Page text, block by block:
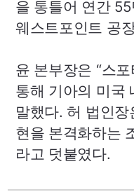
을 통틀어 연간
웨스트포인트 공
윤 본부장은 “스
통해 기아의 미국
말했다. 허 법인
현을 본격화하는
라고 덧붙였다.